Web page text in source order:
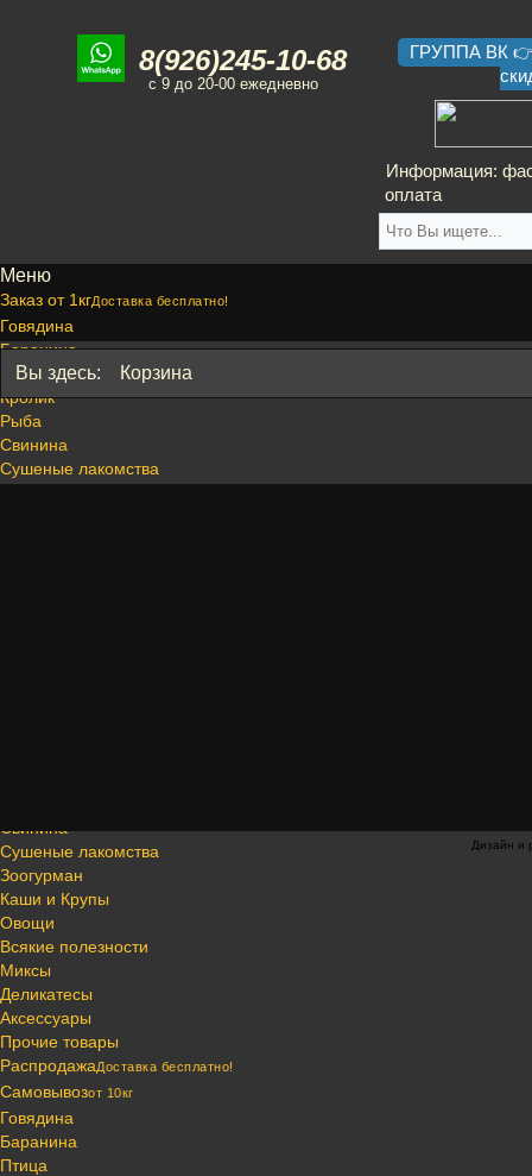
8(926)245-10-68
с 9 до 20-00 ежедневно
ГРУППА ВК
Информация:
оплата
Меню
Заказ от 1кгДоставка бесплатно!
Говядина
Баранина
Птица
Кролик
Рыба
Свинина
Сушеные лакомства
Свинина
Сушеные лакомства
Зоогурман
Каши и Крупы
Овощи
Всякие полезности
Миксы
Деликатесы
Аксессуары
Прочие товары
РаспродажаДоставка бесплатно!
Самовывозот 10кг
Говядина
Баранина
Птица
Вы здесь: Корзина
Дизайн и